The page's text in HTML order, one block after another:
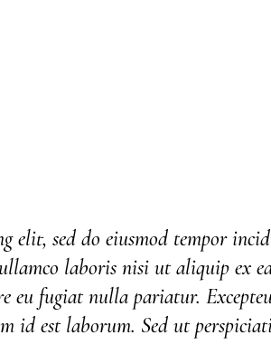
elit, sed do eiusmod tempor
laboris nisi ut aliquip ex
eu fugiat nulla pariatur.
est laborum. Sed ut